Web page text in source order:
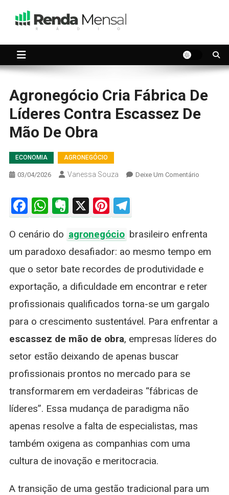
Agronegócio Cria Fábrica De
Líderes Contra Escassez De
Mão De Obra
ECONOMIA AGRONEGÓCIO
03/04/2026 Vanessa Souza Deixe Um ComentárioOn
Líderes
Escassez
De
De
Obra
Facebook
WhatsApp
Evernote
X Pinterest
Telegram
O cenário do agronegócio brasileiro enfrenta
um paradoxo desafiador: ao mesmo tempo em
que o setor bate recordes de produtividade e
exportação, a dificuldade em encontrar e reter
profissionais qualificados torna-se um gargalo
para o crescimento sustentável. Para enfrentar a
escassez de mão de obra, empresas líderes do
setor estão deixando de apenas buscar
profissionais prontos no mercado para se
transformarem em verdadeiras “fábricas de
líderes”. Essa mudança de paradigma não
apenas resolve a falta de especialistas, mas
também oxigena as companhias com uma
cultura de inovação e meritocracia.
A transição de uma gestão tradicional para um